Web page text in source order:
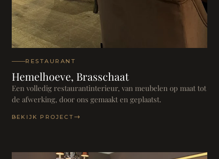
RESTAURANT
Hemelhoeve, Brasschaat
Een volledig restaurantinterieur, van meubelen op maat tot
de afwerking, door ons gemaakt en geplaatst.
BEKIJK PROJECT